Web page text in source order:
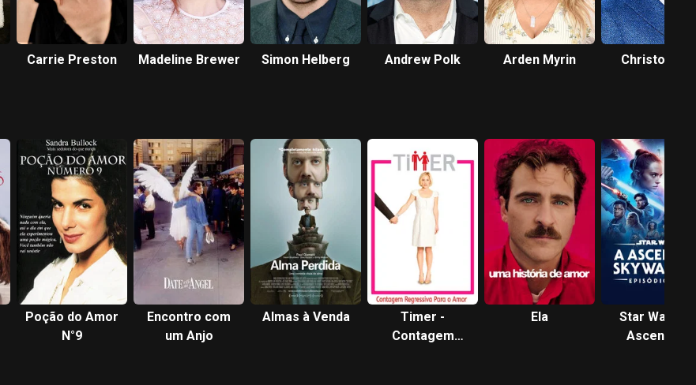
Carrie Preston Madeline Brewer Simon Helberg Andrew Polk Arden Myrin
Christopher
Poção do Amor
N°9
Encontro com
um Anjo
Almas à Venda
Timer -
Contagem
Ela
Star Wars: A
Ascensão